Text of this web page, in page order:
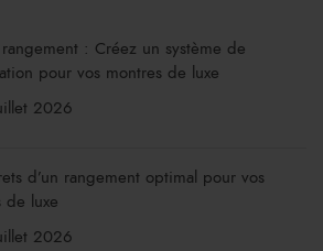
rangement : Créez un système de
pour vos montres de luxe
2026
d’un rangement optimal pour vos
de luxe
2026